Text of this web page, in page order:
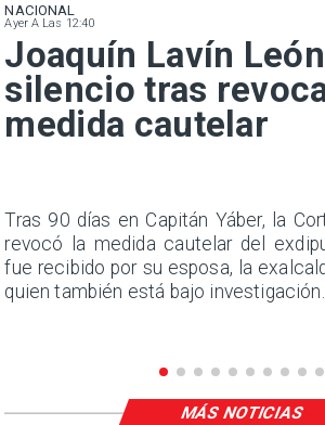
NACIONAL
Ayer A Las 12:40
Joaquín Lavín
silencio tras
medida cautelar
Tras 90 días en Capitán Yáber, la
revocó la medida cautelar del
fue recibido por su esposa, la
quien también está bajo investigación.
MÁS NOTICIAS